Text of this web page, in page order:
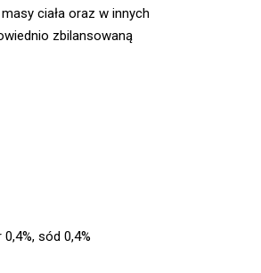
ciała oraz w innych
zbilansowaną
sód 0,4%